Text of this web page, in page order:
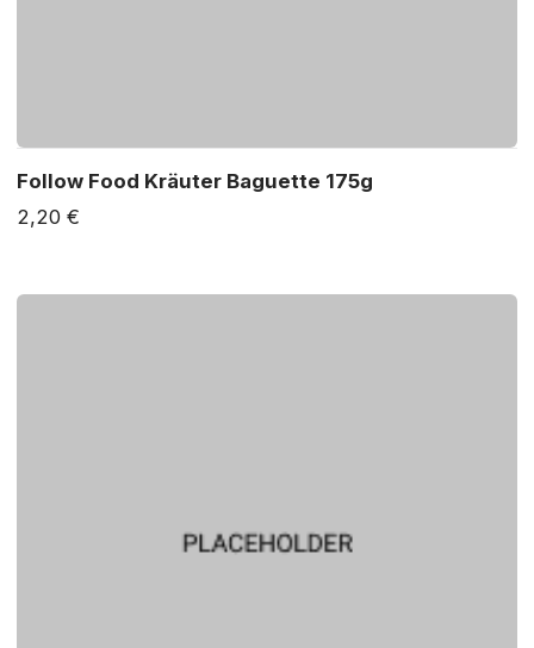
Follow Food Kräuter Baguette 175g
2,20 €